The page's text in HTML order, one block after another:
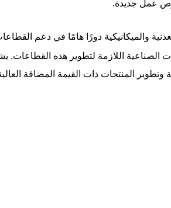
عمل جديدة.
والميكانيكية دورًا هامًا في دعم
اللازمة لتطوير هذه القطاعات.
وتطوير المنتجات ذات القيمة المضافة